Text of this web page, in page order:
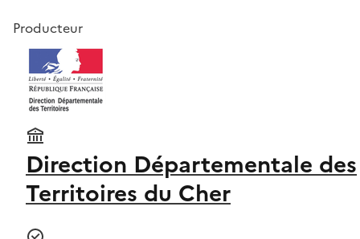
Producteur
Direction Départementale des
Territoires du Cher